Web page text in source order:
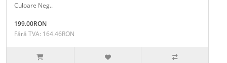
Culoare Neg..
199.00RON
Fără TVA: 164.46RON